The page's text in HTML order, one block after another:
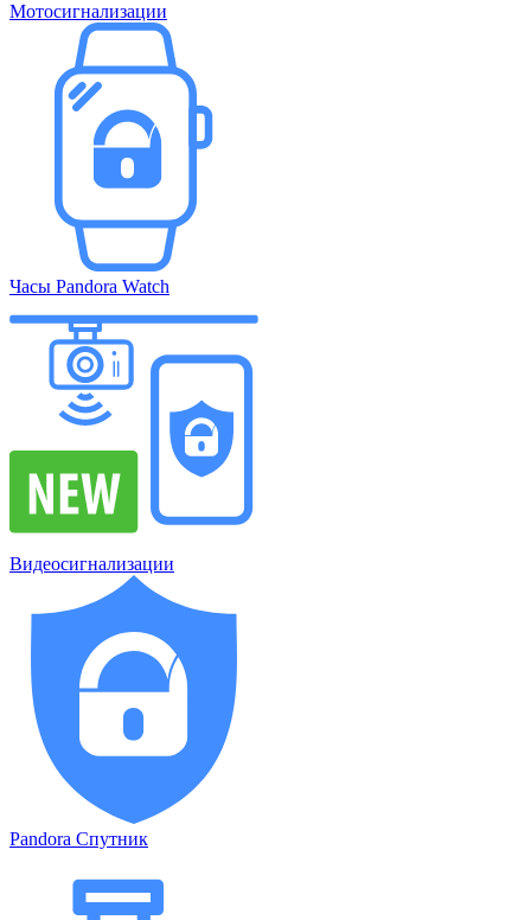
Мотосигнализации
Часы Pandora Watch
Видеосигнализации
Pandora Спутник